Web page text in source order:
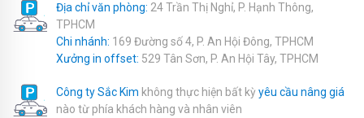
Địa chỉ văn phòng: 24 Trần Thị Nghỉ, P. Hạnh Thông,
TPHCM
Chi nhánh: 169 Đường số 4, P. An Hội Đông, TPHCM
Xưởng in offset: 529 Tân Sơn, P. An Hội Tây, TPHCM
Công ty Sắc Kim không thực hiện bất kỳyêu cầu nâng giá
nào từ phía khách hàng và nhân viên